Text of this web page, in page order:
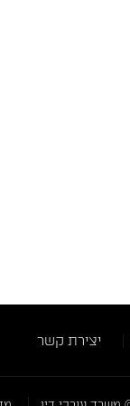
יצירת קשר